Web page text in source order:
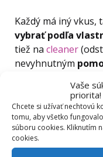
Vaše
priorita!
Chcete si užívať nechtovú
tomu, aby všetko
súboru cookies. Kliknutím
cookies.
Každý má iný vkus,
vybrať podľa
tiež na cleaner
nevyhnutným
vyzráža na jeho
prípadov
V sade ďalej
štetce na gél,